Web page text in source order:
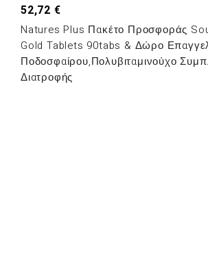
52,72 €
Natures Plus Πακέτο Προσφοράς
Gold Tablets 90tabs & Δώρο
Ποδοσφαίρου,Πολυβιταμινούχο
Διατροφής